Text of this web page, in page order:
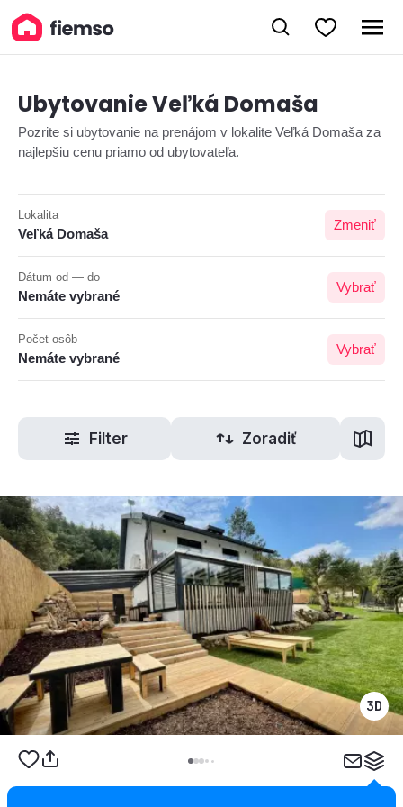
Ubytovanie Veľká Domaša
Pozrite si ubytovanie na prenájom v lokalite Veľká Domaša za
najlepšiu cenu priamo od ubytovateľa.
Lokalita
Veľká Domaša
Zmeniť
Dátum od — do
Nemáte vybrané
Vybrať
Počet osôb
Nemáte vybrané
Vybrať
Filter Zoradiť